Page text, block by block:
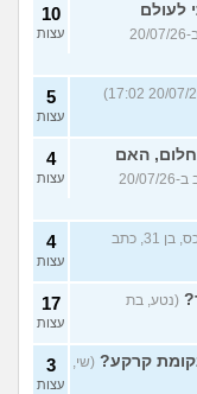
לעולם
(אבי, בן 30, כתב ב-20/07/26
10
עצות
5
עצות
האם
(אב עובד, בן 44, כתב ב-20/07/26
4
עצות
(אלכס, בן 31, כתב
4
עצות
(נטע, בת
17
עצות
קרקע? (שי,
3
עצות